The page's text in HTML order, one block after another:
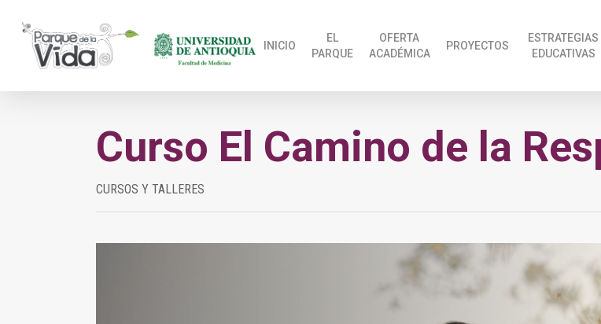
INICIO
EL
PARQUE
OFERTA
ACADÉMICA
PROYECTOS
ESTRATEGIAS
EDUCATIVAS
Curso El Camino de la
CURSOS Y TALLERES